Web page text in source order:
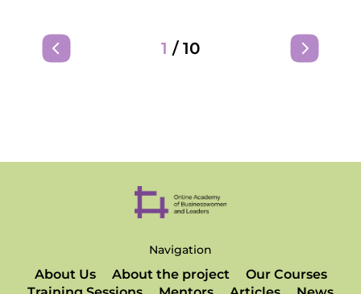
1 / 10
Navigation
About Us About the project
Our Courses